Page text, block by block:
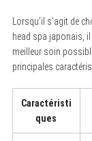
Lorsqu’il s’agit de
head spa japonais,
meilleur soin
principales
Caractéristi
ques